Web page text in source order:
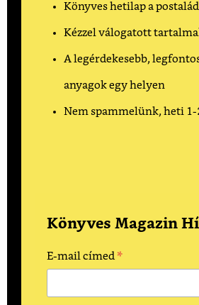
Könyves hetilap a
Kézzel válogatott
A legérdekesebb,
anyagok egy helyen
Nem spammelünk, heti
Könyves Magazin
E-mail címed *